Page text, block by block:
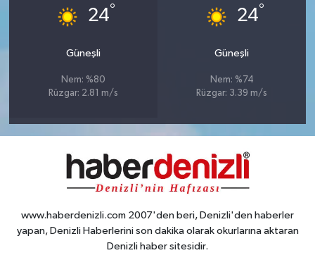
24°
Güneşli
Nem: %80
Rüzgar: 2.81 m/s
24°
Güneşli
Nem: %74
Rüzgar: 3.39 m/s
www.haberdenizli.com 2007'den beri, Denizli'den haberler
yapan, Denizli Haberlerini son dakika olarak okurlarına aktaran
Denizli haber sitesidir.